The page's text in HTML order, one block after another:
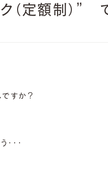
（定額制）”
ですか？
・・